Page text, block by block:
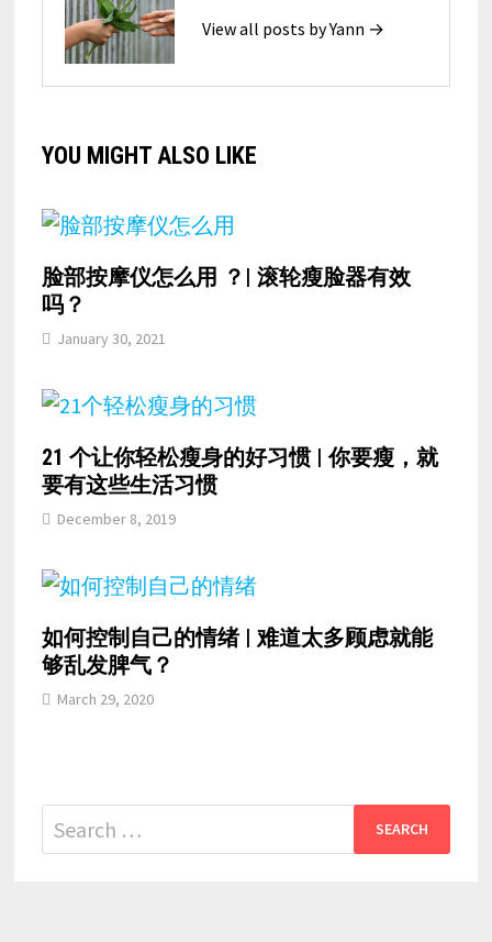
View all posts by Yann →
YOU MIGHT ALSO LIKE
脸部按摩仪怎么用 ？| 滚轮瘦脸器有效
吗？
January 30, 2021
21 个让你轻松瘦身的好习惯 | 你要瘦，就
要有这些生活习惯
December 8, 2019
如何控制自己的情绪 | 难道太多顾虑就能
够乱发脾气？
March 29, 2020
Search
for: